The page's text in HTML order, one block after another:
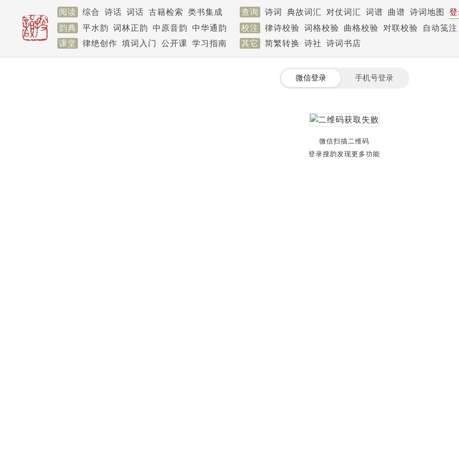
阅读 综合 诗话 词话 古籍检索 类书集成 查询 诗词 典故词汇 对仗词汇 词谱 曲谱 诗词地图
韵典
平水韵 词林正韵 中原音韵 中华通韵 校注 律诗校验 词格校验 曲格校验 对联校验
自动笺注
课堂
律绝创作 填词入门 公开课 学习指南 其它 简繁转换 诗社 诗词书店
微信登录 手机号登录
微信扫描二维码
登录搜韵发现更多功能